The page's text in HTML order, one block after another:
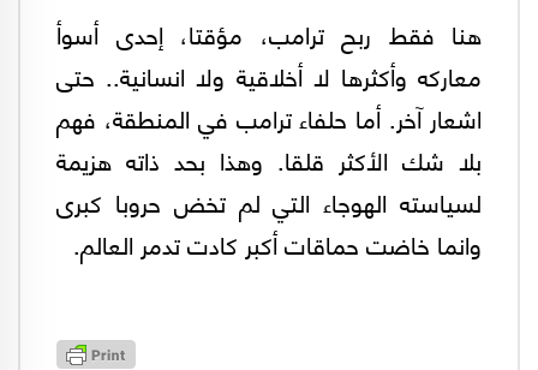
هنا فقط ربح ترامب، مؤقتا، إحدى أسوأ
معاركه وأكثرها لا أخلاقية ولا انسانية.. حتى
اشعار آخر. أما حلفاء ترامب في المنطقة، فهم
بلا شك الأكثر قلقا. وهذا بحد ذاته هزيمة
لسياسته الهوجاء التي لم تخض حروبا كبرى
وانما خاضت حماقات أكبر كادت تدمر العالم.